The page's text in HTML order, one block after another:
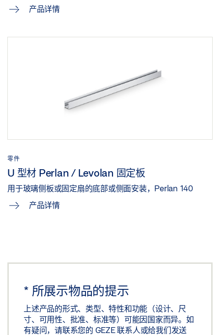
产品详情
零件
U 型材 Perlan / Levolan 固定板
用于玻璃侧板或固定扇的底部或侧面安装，Perlan 140
产品详情
* 所展示物品的提示
上述产品的形式、类型、特性和功能（设计、尺
寸、可用性、批准、标准等）可能因国家而异。如
有疑问，请联系您的 GEZE 联系人或给我们发送